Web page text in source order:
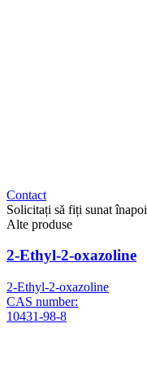
Contact
Solicitați să fiți sunat înapoi
Alte produse
2-Ethyl-2-oxazoline
2-Ethyl-2-oxazoline
CAS number:
10431-98-8